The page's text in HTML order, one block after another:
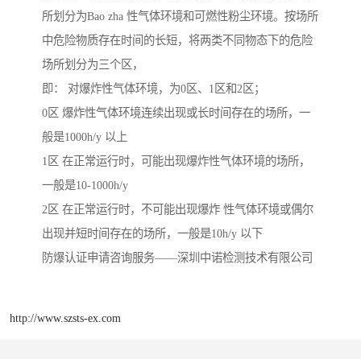
所划分为Bao zha 性气体环境和可燃性粉尘环境。按场所
中危险物质存在时间的长短，将两类不同物态下的危险
场所划分为三个区，
即： 对爆炸性气体环境，为0区、1区和2区；
0区 爆炸性气体环境连续出现或长时间存在的场所，一
般是1000h/y 以上
1区 在正常运行时，可能出现爆炸性气体环境的场所，
一般是10-1000h/y
2区 在正常运行时，不可能出现爆炸 性气体环境或偶尔
出现并短时间存在的场所，一般是10h/y 以下
防爆认证申请咨询服务——深圳中诺检测技术有限公司
http://www.szsts-ex.com